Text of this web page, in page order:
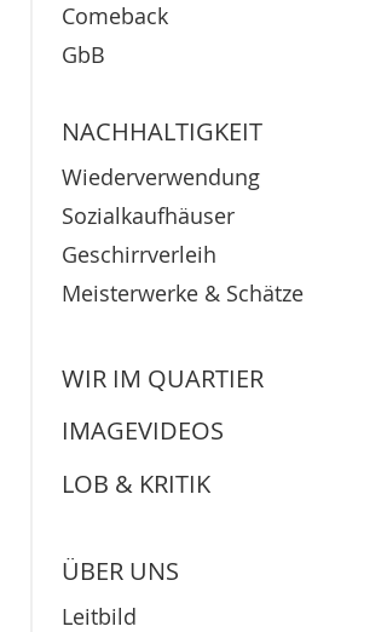
Comeback
GbB
NACHHALTIGKEIT
Wiederverwendung
Sozialkaufhäuser
Geschirrverleih
Meisterwerke & Schätze
WIR IM QUARTIER
IMAGEVIDEOS
LOB & KRITIK
ÜBER UNS
Leitbild